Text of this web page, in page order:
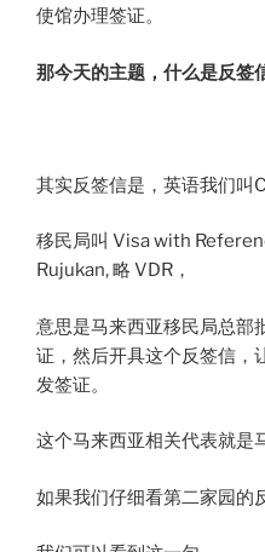
使馆办理签证。
那今天的主题，什么是反签
其实反签信是，英语我们
移民局叫 Visa with
Rujukan, 略 VDR，
意思是马来西亚移民局总部
证，然后开具这个反签信，
发签证。
这个马来西亚相关代表就是
如果我们仔细看第二家园的